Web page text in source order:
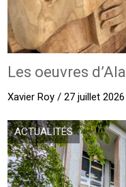
Les oeuvres
Xavier Roy / 27 juillet 2026
ACTUALITÉS